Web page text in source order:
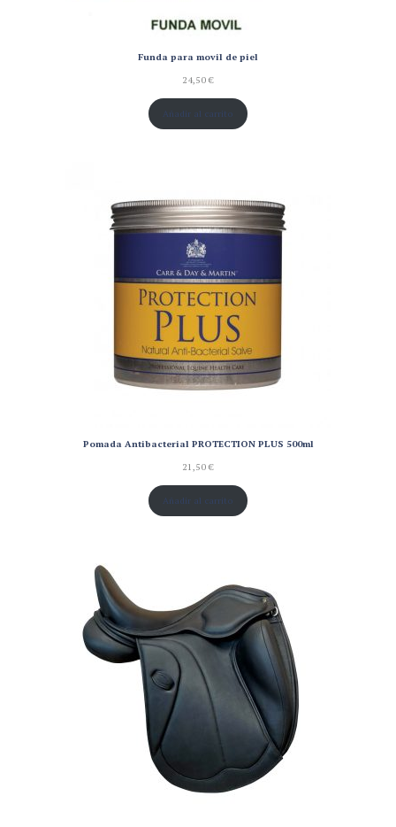
Funda para movil de piel
24,50€
Añadir al carrito
Pomada Antibacterial PROTECTION PLUS 500ml
21,50€
Añadir al carrito